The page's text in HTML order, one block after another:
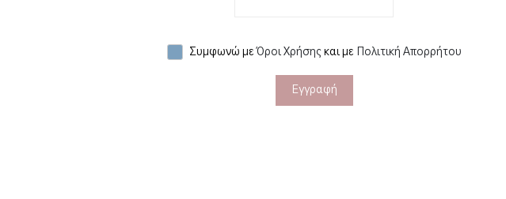
Συμφωνώ μεΌροι Χρήσης και με Πολιτική Απορρήτου
Εγγραφή